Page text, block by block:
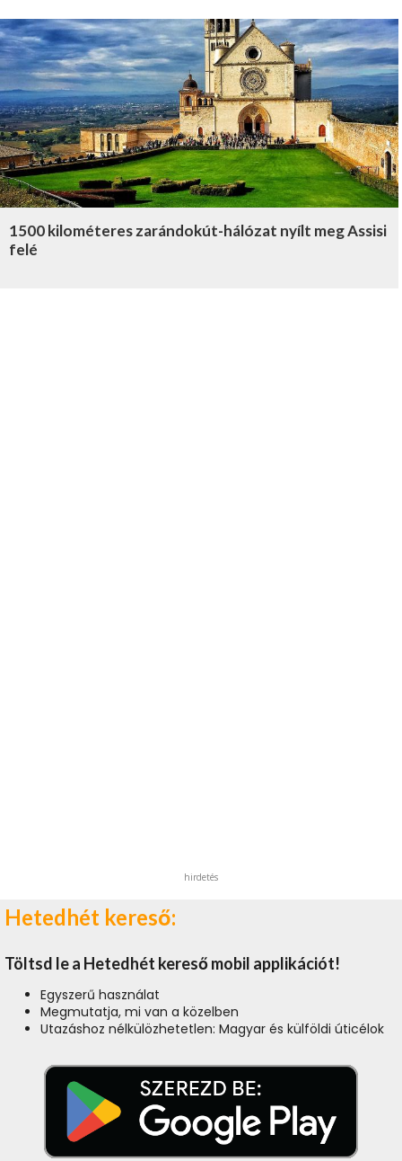
1500 kilométeres zarándokút-hálózat nyílt meg Assisi
felé
hirdetés
Hetedhét kereső:
Töltsd le a Hetedhét kereső mobil applikációt!
Egyszerű használat
Megmutatja, mi van a közelben
Utazáshoz nélkülözhetetlen: Magyar és külföldi úticélok